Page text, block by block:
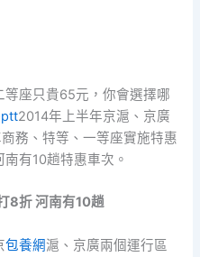
等座只貴65元，你會選擇哪
2014年上半年京滬、京廣
務、特等、一等座實施特惠
有10趟特惠車次。
8折 河南有10趟
包養網滬、京廣兩個運行區